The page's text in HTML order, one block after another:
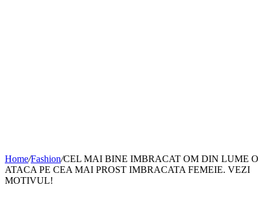
Home/Fashion/CEL MAI BINE IMBRACAT OM DIN LUME O
ATACA PE CEA MAI PROST IMBRACATA FEMEIE. VEZI
MOTIVUL!